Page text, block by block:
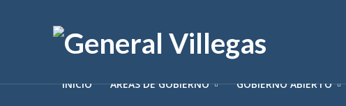
INICIO ÁREAS DE GOBIERNO GOBIERNO ABIERTO